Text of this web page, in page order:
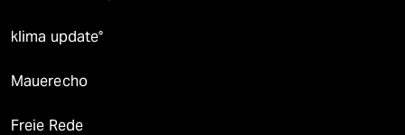
klima update°
Mauerecho
Freie Rede